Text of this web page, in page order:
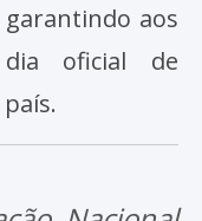
garantindo aos
dia oficial de